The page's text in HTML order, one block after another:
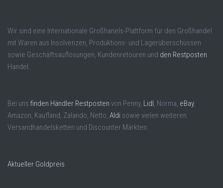
Wir sind eine Internationale Großhanels-Plattform für den Großhandel
mit Waren aus Insolvenzen, Produktions- und Lagerüberschüssen
sowie Geschäftsauflösungen, Kundenretouren und den Restposten
Handel.
Bei uns finden Händler Restposten von Penny, Lidl , Norma, eBay,
Amazon, Kaufland, Zalando, Netto, Aldi sowie vielen weiteren
Versandhandelsketten und Discounter Märkten.
Aktueller Goldpreis